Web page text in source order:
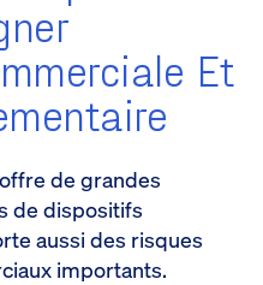
Et
de grandes
de dispositifs
aussi des risques
importants.